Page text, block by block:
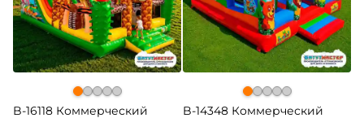
B-16118 Коммерческий
B-14348 Коммерческий